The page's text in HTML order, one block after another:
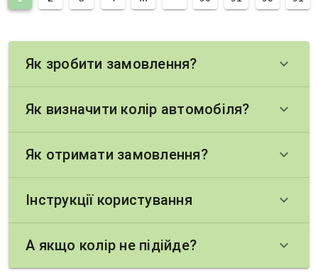
Як зробити замовлення? keyboard_arrow_down
Як визначити колір автомобіля? keyboard_arrow_down
Як отримати замовлення? keyboard_arrow_down
Інструкції користування keyboard_arrow_down
А якщо колір не підійде? keyboard_arrow_down